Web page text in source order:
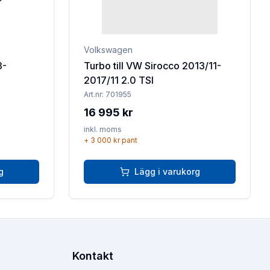
Volkswagen
Turbo till VW Sirocco 2013/11-
2017/11 2.0 TSI
Art.nr: 701955
16 995 kr
inkl. moms
+ 3 000 krpant
Lägg i varukorg
Kontakt